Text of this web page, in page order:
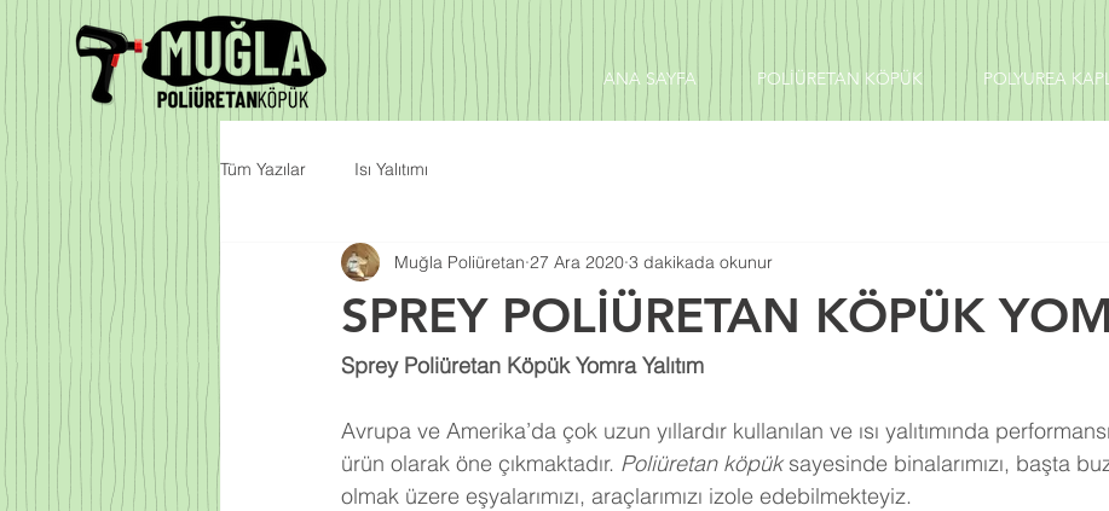
ANA SAYFA POLİÜRETAN KÖPÜK POLYUREA
Tüm Yazılar Isı Yalıtımı
SPREY POLİÜRETAN KÖPÜK
Muğla Poliüretan 27 Ara 2020 3 dakikada okunur
Sprey Poliüretan Köpük Yomra Yalıtım
Avrupa ve Amerika’da çok uzun yıllardır kullanılan ve ısı yalıtımında
ürün olarak öne çıkmaktadır. Poliüretan köpük sayesinde binalarımızı, başta
olmak üzere eşyalarımızı, araçlarımızı izole edebilmekteyiz.